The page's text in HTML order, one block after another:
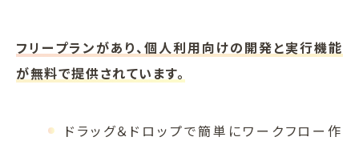
フリープランがあり、個人利用向けの開発と実行機能
が無料で提供されています。
ドラッグ＆ドロップで簡単にワークフロー作